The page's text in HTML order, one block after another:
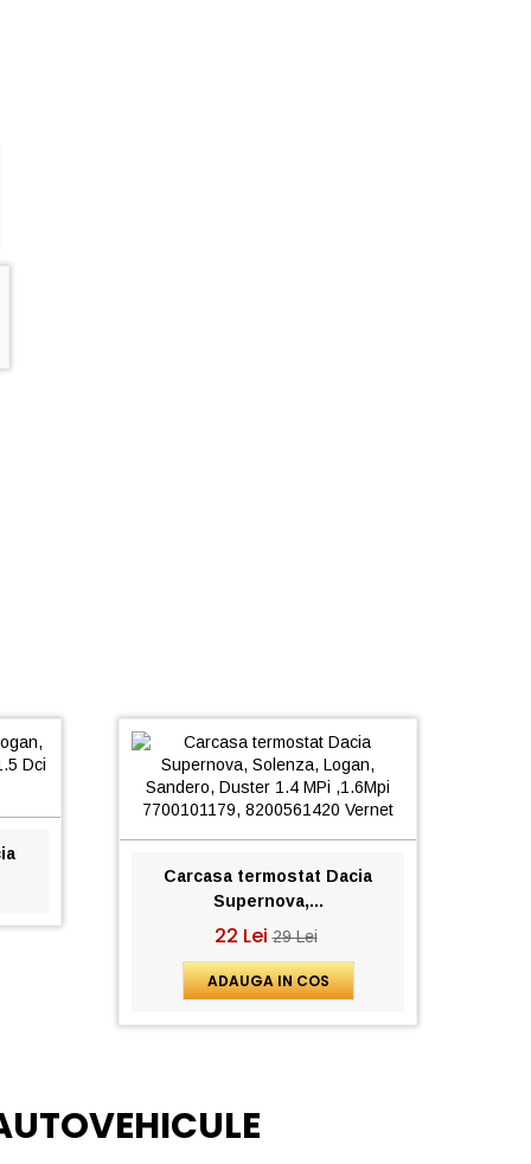
Carcasa termostat Dacia
Supernova,...
22 Lei29 Lei
ADAUGA IN COS